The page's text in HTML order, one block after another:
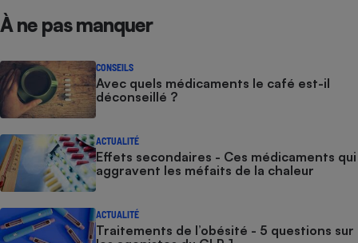
À ne pas manquer
CONSEILS
Avec quels médicaments le café est-il
déconseillé ?
ACTUALITÉ
Effets secondaires - Ces médicaments qui
aggravent les méfaits de la chaleur
ACTUALITÉ
Traitements de l’obésité - 5 questions sur